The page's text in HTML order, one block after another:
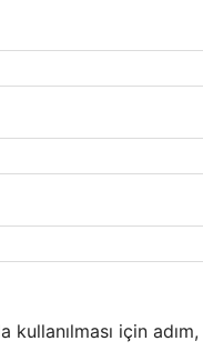
kullanılması için